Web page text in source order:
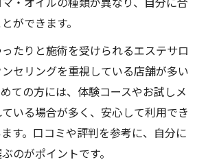
ができます。
たりと施術を受けられるエステサロ
セリングを重視している店舗が多い
ての方には、体験コースやお試しメ
いる場合が多く、安心して利用でき
す。口コミや評判を参考に、自分に
のがポイントです。